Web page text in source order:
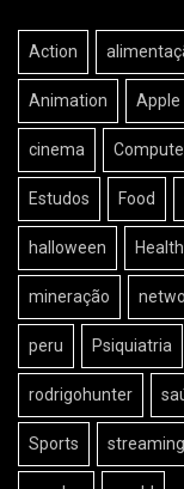
Action
Animation Apple
cinema
Estudos Food
halloween Health
mineração
peru Psiquiatria
rodrigohunter
Sports streaming